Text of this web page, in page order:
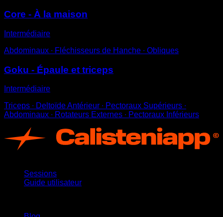
Core - À la maison
Intermédiaire
Abdominaux ∙ Fléchisseurs de Hanche ∙ Obliques
Goku - Épaule et triceps
Intermédiaire
Triceps ∙ Deltoïde Antérieur ∙ Pectoraux Supérieurs ∙
Abdominaux ∙ Rotateurs Externes ∙ Pectoraux Inférieurs
Sessions
Guide utilisateur